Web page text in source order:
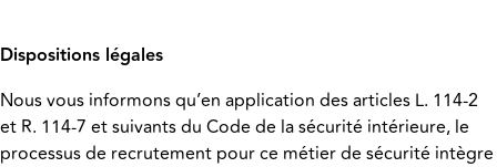
Dispositions légales
Nous vous informons qu’en application des articles L. 114-2
et R. 114-7 et suivants du Code de la sécurité intérieure, le
processus de recrutement pour ce métier de sécurité intègre